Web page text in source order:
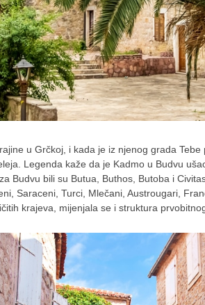
u Grčkoj, i kada je iz njenog grada
Legenda kaže da je Kadmo u Budvu
Budvu bili su Butua, Buthos, Butoba i
Saraceni, Turci, Mlečani, Austrougari,
krajeva, mijenjala se i struktura